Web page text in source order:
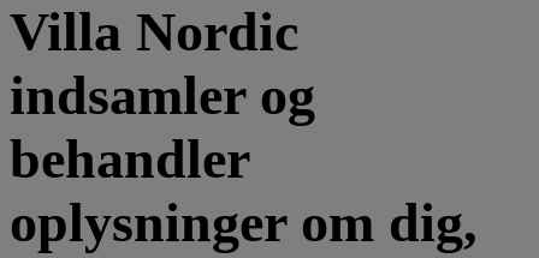
Villa Nordic
indsamler og
behandler
oplysninger om dig,